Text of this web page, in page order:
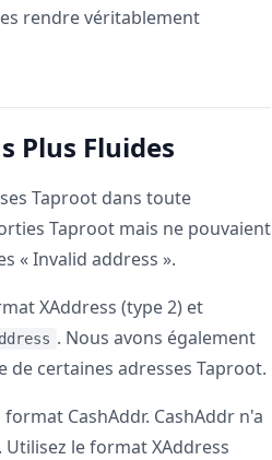
rendre véritablement
Plus Fluides
Taproot dans toute
Taproot mais ne pouvaient
« Invalid address ».
XAddress (type 2) et
. Nous avons également
de certaines adresses Taproot.
CashAddr. CashAddr n'a
le format XAddress